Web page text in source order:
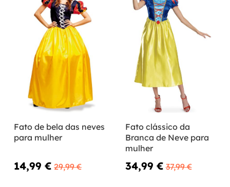
Fato de bela das neves
para mulher
14,99 € 29,99 €
Fato clássico da
Branca de Neve para
mulher
34,99 € 37,99 €